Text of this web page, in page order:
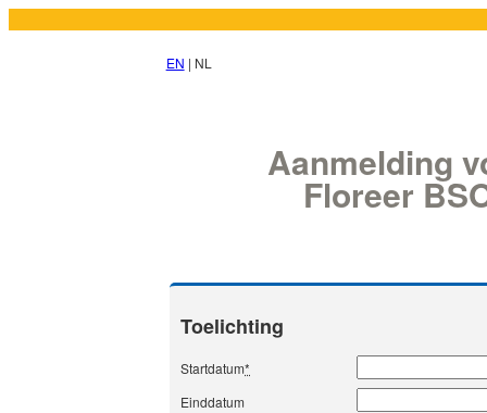
EN | NL
Aanmelding
Floreer
Toelichting
Startdatum*
Einddatum